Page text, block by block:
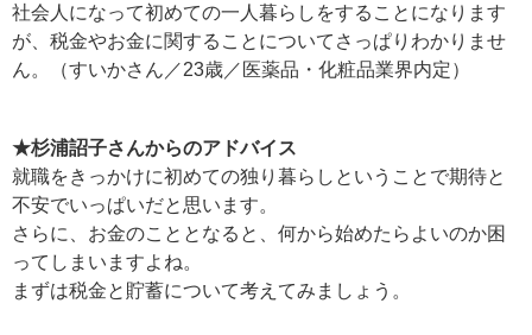
社会人になって初めての一人暮らしをすることになります
が、税金やお金に関することについてさっぱりわかりませ
ん。（すいかさん／23歳／医薬品・化粧品業界内定）
★杉浦詔子さんからのアドバイス
就職をきっかけに初めての独り暮らしということで期待と
不安でいっぱいだと思います。
さらに、お金のこととなると、何から始めたらよいのか困
ってしまいますよね。
まずは税金と貯蓄について考えてみましょう。